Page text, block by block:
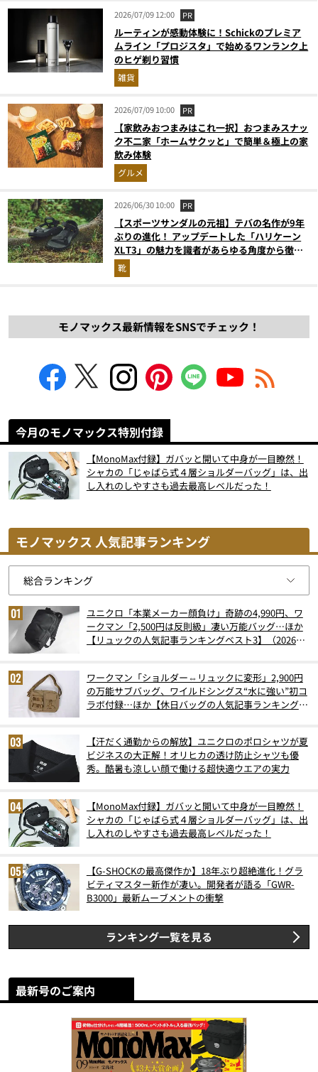
2026/07/09 12:00 PR
ルーティンが感動体験に！Schickのプレミア
ムライン「プロジスタ」で始めるワンランク上
のヒゲ剃り習慣
雑貨
2026/07/09 10:00 PR
【家飲みおつまみはこれ一択】おつまみスナッ
ク不二家「ホームサクッと」で簡単＆極上の家
飲み体験
グルメ
2026/06/30 10:00 PR
【スポーツサンダルの元祖】テバの名作が9年
ぶりの進化！ アップデートした「ハリケーン
XLT3」の魅力を識者があらゆる角度から徹底
解説！
靴
モノマックス最新情報をSNSでチェック！
今月のモノマックス特別付録
【MonoMax付録】ガバッと開いて中身が一目瞭然！
シャカの「じゃばら式４層ショルダーバッグ」は、出
し入れのしやすさも過去最高レベルだった！
モノマックス 人気記事ランキング
ユニクロ「本業メーカー顔負け」奇跡の4,990円、ワ
ークマン「2,500円は反則級」凄い万能バッグ…ほか
【リュックの人気記事ランキングベスト3】（2026年
ワークマン「ショルダー⇔リュックに変形」2,900円
の万能サブバッグ、ワイルドシングス“水に強い”初コ
ラボ付録…ほか【休日バッグの人気記事ランキングベ
【汗だく通勤からの解放】ユニクロのポロシャツが夏
ビジネスの大正解！オリヒカの透け防止シャツも優
秀。酷暑も涼しい顔で働ける超快適ウエアの実力
【MonoMax付録】ガバッと開いて中身が一目瞭然！
シャカの「じゃばら式４層ショルダーバッグ」は、出
し入れのしやすさも過去最高レベルだった！
【G-SHOCKの最高傑作か】18年ぶり超絶進化！グラ
ビティマスター新作が凄い。開発者が語る「GWR-
B3000」最新ムーブメントの衝撃
ランキング一覧を見る
最新号のご案内